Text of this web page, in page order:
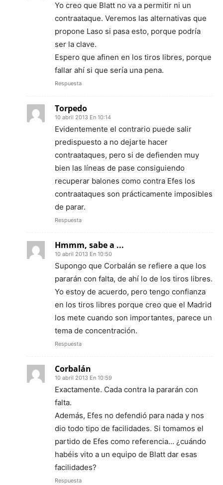
Yo creo que Blatt no va a permitir ni un
contraataque. Veremos las alternativas que
propone Laso si pasa esto, porque podría
ser la clave.
Espero que afinen en los tiros libres, porque
fallar ahí si que sería una pena.
Respuesta
Torpedo
10 abril 2013 En 10:14
Evidentemente el contrario puede salir
predispuesto a no dejarte hacer
contraataques, pero si de defienden muy
bien las líneas de pase consiguiendo
recuperar balones como contra Efes los
contraataques son prácticamente imposibles
de parar.
Respuesta
Hmmm, sabe a ...
10 abril 2013 En 10:50
Supongo que Corbalán se refiere a que los
pararán con falta, de ahí lo de los tiros libres.
Yo estoy de acuerdo, pero tengo confianza
en los tiros libres porque creo que el Madrid
los mete cuando son importantes, parece un
tema de concentración.
Respuesta
Corbalán
10 abril 2013 En 10:59
Exactamente. Cada contra la pararán con
falta.
Además, Efes no defendió para nada y nos
dio todo tipo de facilidades. Si tomamos el
partido de Efes como referencia… ¿cuándo
habéis vito a un equipo de Blatt dar esas
facilidades?
Respuesta